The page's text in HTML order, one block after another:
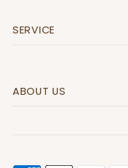
SERVICE
ABOUT US